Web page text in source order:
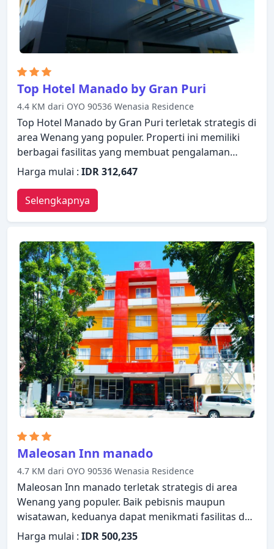
Top Hotel Manado by Gran Puri
4.4 KM dari OYO 90536 Wenasia Residence
Top Hotel Manado by Gran Puri terletak strategis di
area Wenang yang populer. Properti ini memiliki
berbagai fasilitas yang membuat pengalaman
menginap Anda menyenangkan. WiFi gratis di
semua kamar, resepsionis 24 jam, Wi-fi di tempat
umum, parkir valet, tempat parkir mobil dapat
ditemukan di hotel ini. Kamar dirancang untuk
memberikan tingkat kenyamanan optimal dengan
dekorasi dan fasilitas yang nyaman seperti televisi
layar datar, kamar bebas asap rokok, AC, layanan
bangun pagi, meja tulis. Hotel ini menawarkan
berbagai pilihan rekreasi. Dengan layanan handal
dan staf profesional, Top Hotel Manado by Gran
Puri memenuhi kebutuhan Anda.
Harga mulai : IDR 312,647
Selengkapnya
Maleosan Inn manado
4.7 KM dari OYO 90536 Wenasia Residence
Maleosan Inn manado terletak strategis di area
Wenang yang populer. Baik pebisnis maupun
wisatawan, keduanya dapat menikmati fasilitas dan
layanan hotel. Fasilitas-fasilitas seperti satpam 24
jam, resepsionis 24 jam, Wi-fi di tempat umum,
Harga mulai : IDR 500,235